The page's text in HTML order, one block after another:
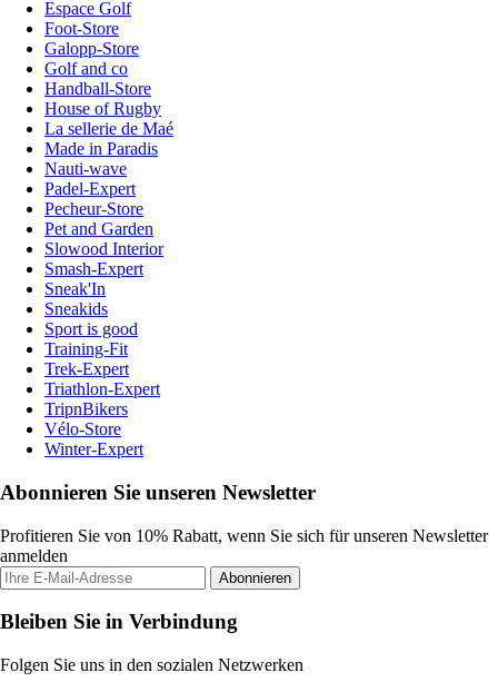
Espace Golf
Foot-Store
Galopp-Store
Golf and co
Handball-Store
House of Rugby
La sellerie de Maé
Made in Paradis
Nauti-wave
Padel-Expert
Pecheur-Store
Pet and Garden
Slowood Interior
Smash-Expert
Sneak'In
Sneakids
Sport is good
Training-Fit
Trek-Expert
Triathlon-Expert
TripnBikers
Vélo-Store
Winter-Expert
Abonnieren Sie unseren Newsletter
Profitieren Sie von 10% Rabatt, wenn Sie sich für unseren Newsletter
anmelden
Abonnieren
Bleiben Sie in Verbindung
Folgen Sie uns in den sozialen Netzwerken